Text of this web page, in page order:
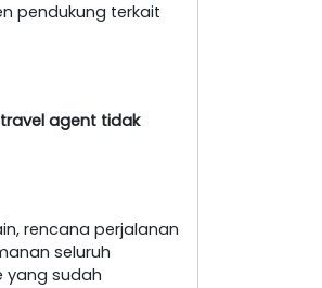
pendukung terkait
agent tidak
rencana perjalanan
seluruh
sudah